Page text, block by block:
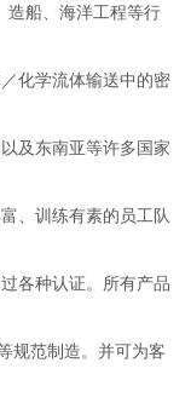
船、海洋工程等行
化学流体输送中的密
及东南亚等许多国家
、训练有素的员工队
各种认证。所有产品
规范制造。并可为客